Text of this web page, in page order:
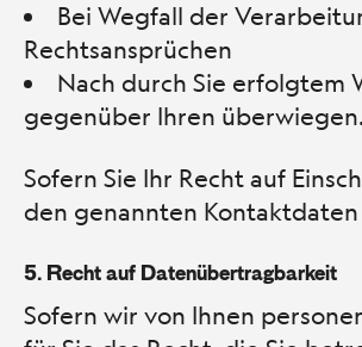
Bei Wegfall der
Rechtsansprüchen
Nach durch Sie erfolgtem
gegenüber Ihren überwiegen.
Sofern Sie Ihr Recht auf
den genannten
5. Recht auf Datenübertragbarkeit
Sofern wir von Ihnen